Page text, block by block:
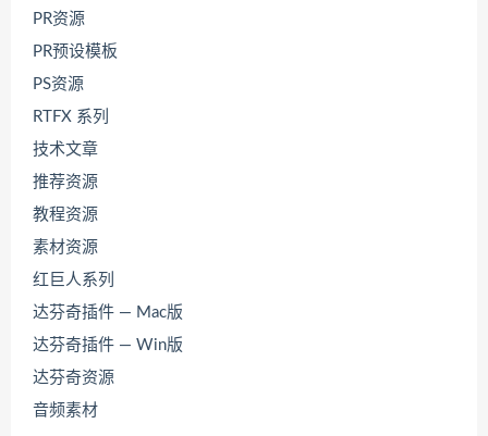
PR资源
PR预设模板
PS资源
RTFX 系列
技术文章
推荐资源
教程资源
素材资源
红巨人系列
达芬奇插件 — Mac版
达芬奇插件 — Win版
达芬奇资源
音频素材